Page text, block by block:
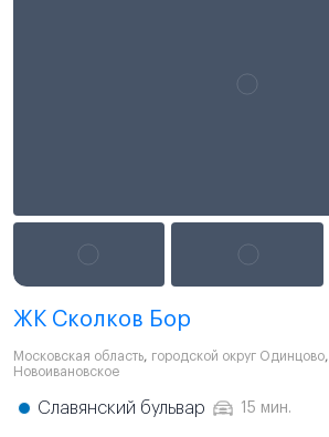
ЖК Сколков Бор
Московская область, городской округ Одинцово,
Новоивановское
Славянский бульвар 15 мин.